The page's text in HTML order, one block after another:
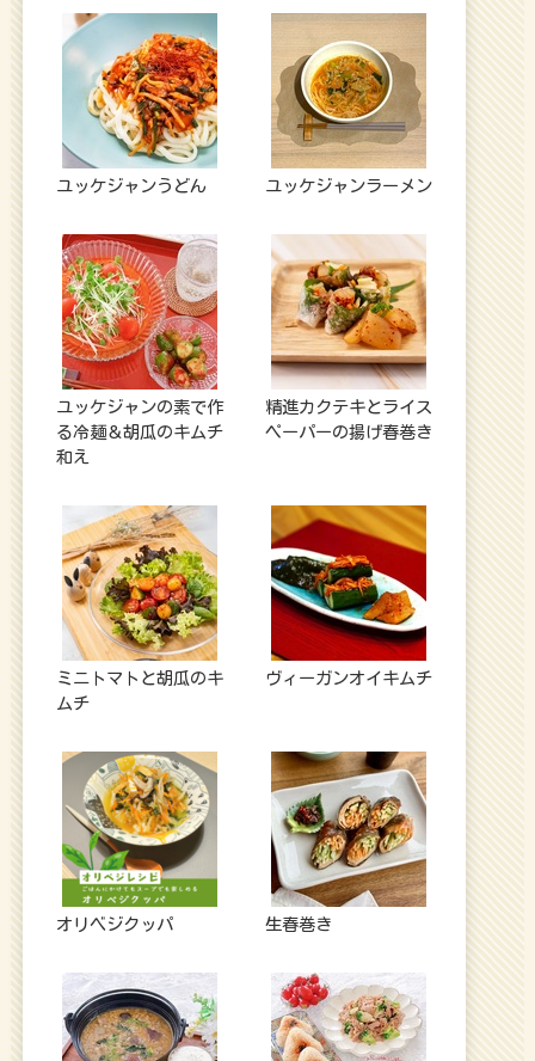
ユッケジャンうどん ユッケジャンラーメン
ユッケジャンの素で作
る冷麺＆胡瓜のキムチ
和え
精進カクテキとライス
ペーパーの揚げ春巻き
ミニトマトと胡瓜のキ
ムチ
ヴィーガンオイキムチ
オリベジクッパ 生春巻き